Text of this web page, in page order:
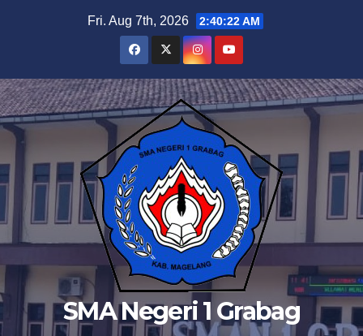
Fri. Aug 7th, 2026 2:40:22 AM
SMA Negeri 1 Grabag